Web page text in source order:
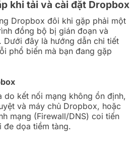
khi tải và cài đặt Dropbox
Dropbox đôi khi gặp phải một
đồng bộ bị gián đoạn và
Dưới đây là hướng dẫn chi tiết
phổ biến mà bạn đang gặp
do kết nối mạng không ổn định,
và máy chủ Dropbox, hoặc
mạng (Firewall/DNS) coi tiến
đe dọa tiềm tàng.